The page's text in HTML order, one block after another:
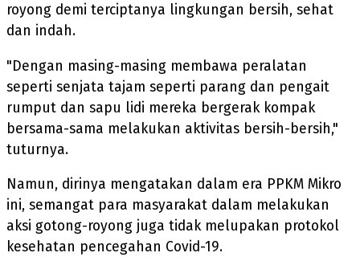
royong demi terciptanya lingkungan bersih, sehat
dan indah.
"Dengan masing-masing membawa peralatan
seperti senjata tajam seperti parang dan pengait
rumput dan sapu lidi mereka bergerak kompak
bersama-sama melakukan aktivitas bersih-bersih,"
tuturnya.
Namun, dirinya mengatakan dalam era PPKM Mikro
ini, semangat para masyarakat dalam melakukan
aksi gotong-royong juga tidak melupakan protokol
kesehatan pencegahan Covid-19.